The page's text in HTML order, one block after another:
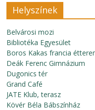
Helyszínek
Belvárosi mozi
Bibliotéka Egyesület
Boros Kakas francia
Deák Ferenc Gimnázium
Dugonics tér
Grand Café
JATE Klub, terasz
Kövér Béla Bábszínház